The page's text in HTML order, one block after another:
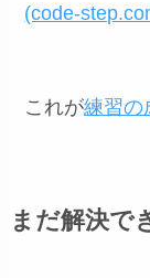
(code-
これが練習の
まだ解決で